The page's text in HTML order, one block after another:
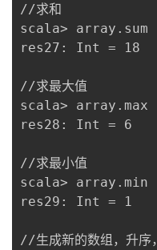
//求和
scala> array.sum
res27: Int = 18
//求最大值
scala> array.max
res28: Int = 6
//求最小值
scala> array.min
res29: Int = 1
//生成新的数组，升